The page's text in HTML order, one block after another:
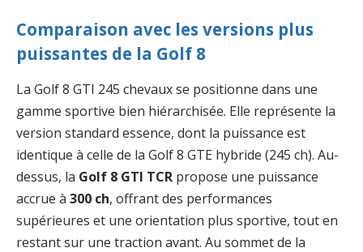
Comparaison avec les versions plus
puissantes de la Golf 8
La Golf 8 GTI 245 chevaux se positionne dans une
gamme sportive bien hiérarchisée. Elle représente la
version standard essence, dont la puissance est
identique à celle de la Golf 8 GTE hybride (245 ch). Au-
dessus, la Golf 8 GTI TCR propose une puissance
accrue à 300 ch, offrant des performances
supérieures et une orientation plus sportive, tout en
restant sur une traction avant. Au sommet de la